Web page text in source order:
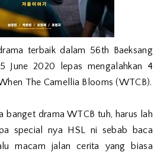
terbaik dalam 56th Baeksang
June 2020 lepas mengalahkan 4
The Camellia Blooms (WTCB).
banget drama WTCB tuh, harus lah
special nya HSL ni sebab baca
macam jalan cerita yang biasa